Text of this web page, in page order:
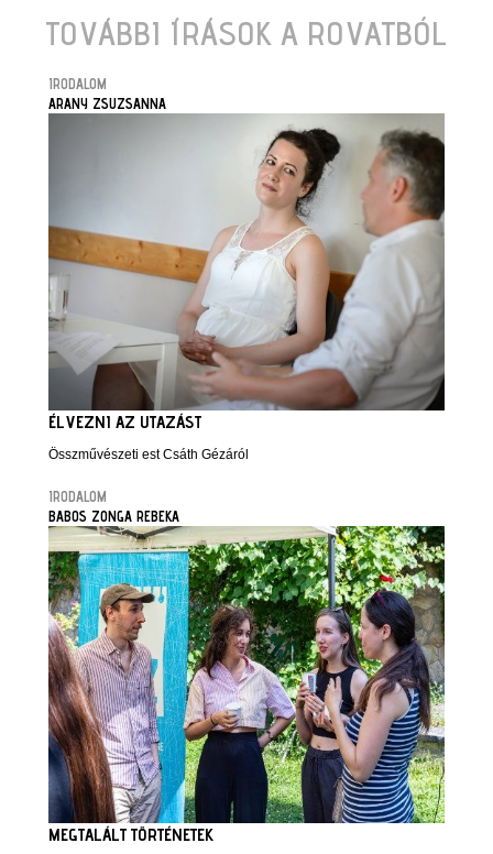
TOVÁBBI ÍRÁSOK A ROVATBÓL
IRODALOM
ARANY ZSUZSANNA
ÉLVEZNI AZ UTAZÁST
Összművészeti est Csáth Gézáról
IRODALOM
BABOS ZONGA REBEKA
MEGTALÁLT TÖRTÉNETEK